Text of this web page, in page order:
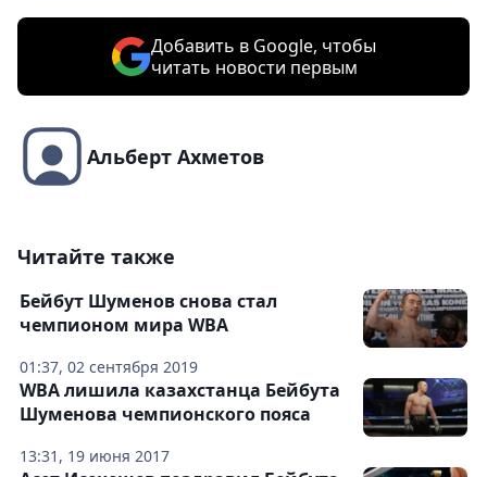
Добавить в Google, чтобы
читать новости первым
Альберт Ахметов
Читайте также
01:37, 02 сентября 2019
Бейбут Шуменов снова стал
чемпионом мира WBA
13:31, 19 июня 2017
WBA лишила казахстанца Бейбута
Шуменова чемпионского пояса